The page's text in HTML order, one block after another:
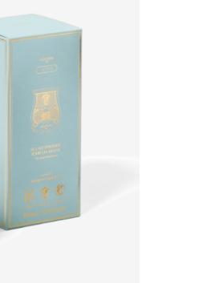
VERS LE GESTE